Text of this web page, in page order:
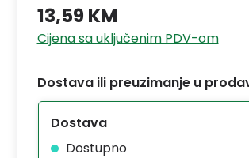
13,59 KM
Cijena sa uključenim PDV-om
Dostava ili preuzimanje u
Dostava
Dostupno